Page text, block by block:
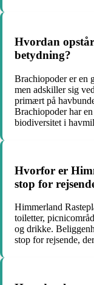
Hvordan
betydning?
Brachiopoder er en
men adskiller sig
primært på
Brachiopoder har
biodiversitet i
Hvorfor er
stop for
Himmerland
toiletter,
og drikke.
stop for rejsende,